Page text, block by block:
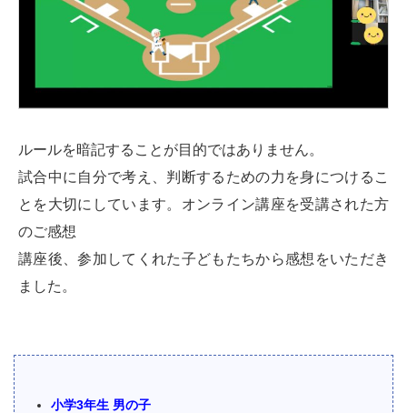
ルールを暗記することが目的ではありません。
試合中に自分で考え、判断するための力を身につけるこ
とを大切にしています。オンライン講座を受講された方
のご感想
講座後、参加してくれた子どもたちから感想をいただき
ました。
小学3年生 男の子